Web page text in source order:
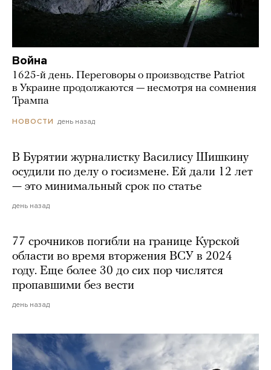
Война
1625-й день. Переговоры о производстве Patriot
в Украине продолжаются — несмотря на сомнения
Трампа
НОВОСТИ день назад
В Бурятии журналистку Василису Шишкину
осудили по делу о госизмене. Ей дали 12 лет
— это минимальный срок по статье
день назад
77 срочников погибли на границе Курской
области во время вторжения ВСУ в 2024
году. Еще более 30 до сих пор числятся
пропавшими без вести
день назад